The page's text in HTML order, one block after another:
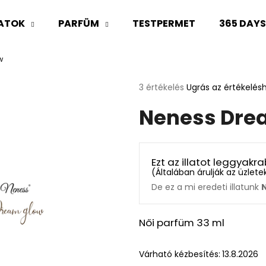
PARFÜM TESTPERMET 365 DAYS
A
átlagos
értékelése
ből
csillag.
3 értékelés Ugrás az
Neness
Ezt az illatot
(Általában árulják az
De ez a mi eredeti illatunk
Női parfüm 33 ml
Várható kézbesítés: 13.8.2026
KERESÉS